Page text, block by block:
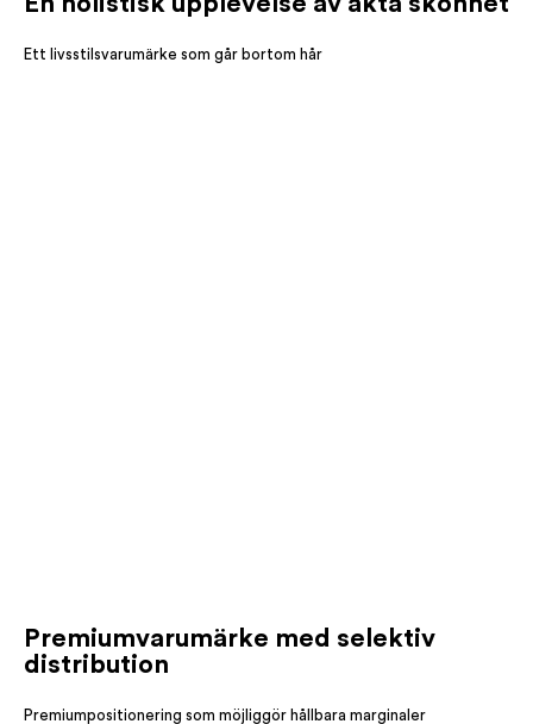
Ett livsstilsvarumärke som går bortom hår
Premiumvarumärke med selektiv
distribution
Premiumpositionering som möjliggör hållbara marginaler